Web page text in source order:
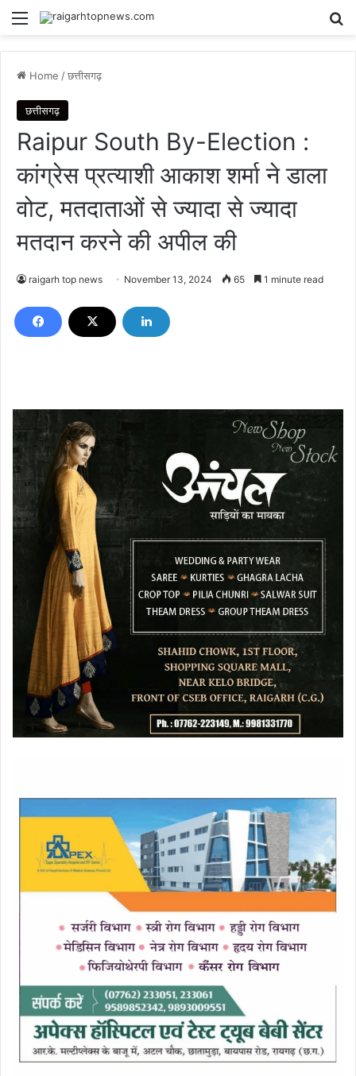
Menu
Home /छत्तीसगढ़
छत्तीसगढ़
Raipur South By-Election :
कांग्रेस प्रत्याशी आकाश शर्मा ने डाला
वोट, मतदाताओं से ज्यादा से ज्यादा
मतदान करने की अपील की
raigarh top news November 13, 2024 65 1 minute read